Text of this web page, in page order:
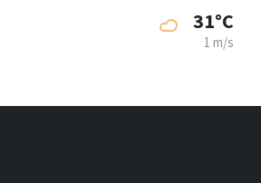
31°C
1 m/s